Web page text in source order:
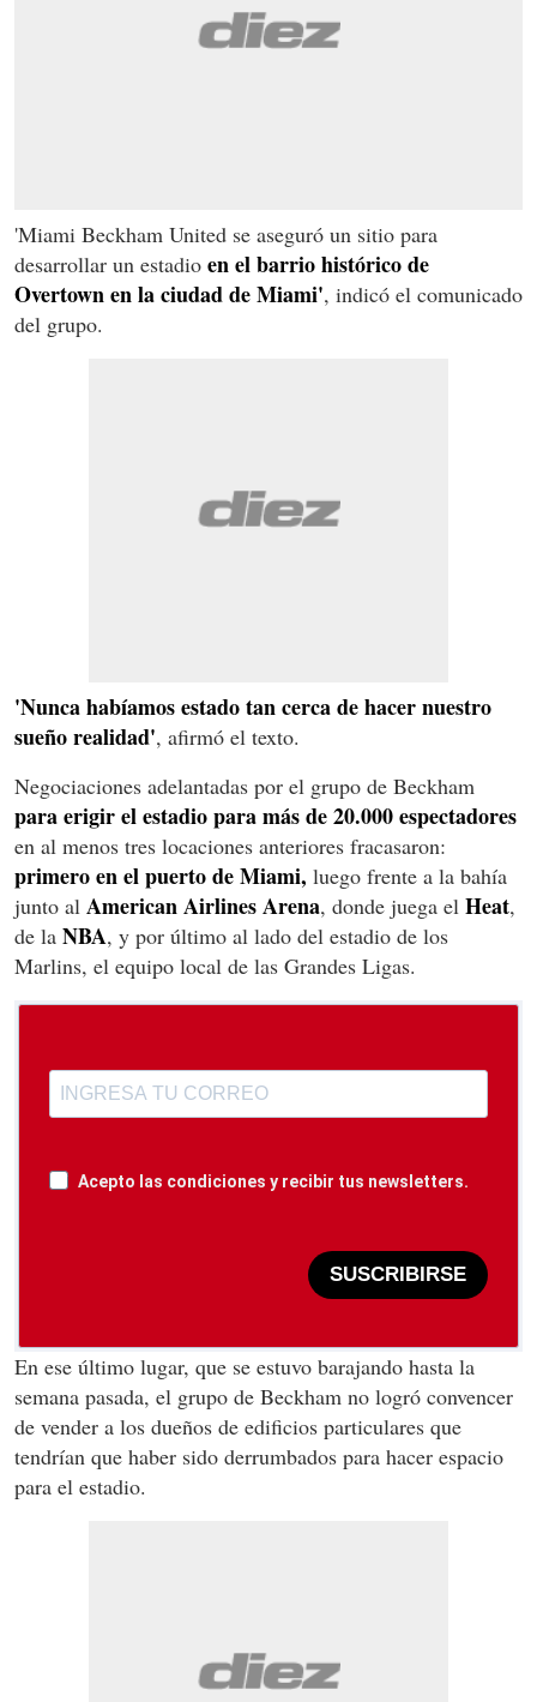
'Miami Beckham United se aseguró un sitio para
desarrollar un estadio en el barrio histórico de
Overtown en la ciudad de Miami', indicó el comunicado
del grupo.
'Nunca habíamos estado tan cerca de hacer nuestro
sueño realidad', afirmó el texto.
Negociaciones adelantadas por el grupo de Beckham
para erigir el estadio para más de 20.000 espectadores
en al menos tres locaciones anteriores fracasaron:
primero en el puerto de Miami, luego frente a la bahía
junto al American Airlines Arena, donde juega el Heat,
de la NBA, y por último al lado del estadio de los
Marlins, el equipo local de las Grandes Ligas.
Acepto las condiciones y recibir tus newsletters.
SUSCRIBIRSE
En ese último lugar, que se estuvo barajando hasta la
semana pasada, el grupo de Beckham no logró convencer
de vender a los dueños de edificios particulares que
tendrían que haber sido derrumbados para hacer espacio
para el estadio.